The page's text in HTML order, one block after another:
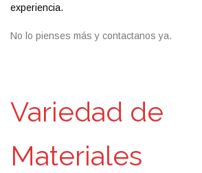
experiencia.
No lo pienses más y contactanos ya.
Variedad de
Materiales